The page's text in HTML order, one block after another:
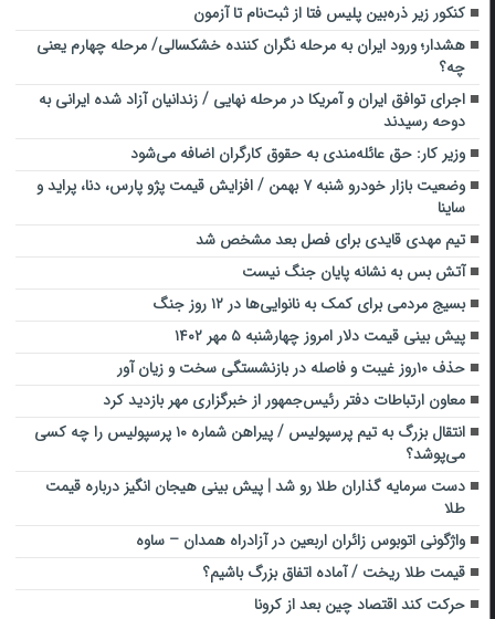
کنکور زیر ذره‌بین پلیس فتا از ثبت‌نام تا آزمون
هشدار؛ ورود ایران به مرحله نگران کننده خشکسالی/ مرحله چهارم یعنی
چه؟
اجرای توافق ایران و آمریکا در مرحله نهایی / زندانیان آزاد شده ایرانی به
دوحه رسیدند
وزیر کار: حق عائله‌مندی به حقوق کارگران اضافه می‌شود
وضعیت بازار خودرو شنبه ۷ بهمن / افزایش قیمت پژو پارس، دنا، پراید و
ساینا
تیم مهدی قایدی برای فصل بعد مشخص شد
آتش‌ بس به نشانه پایان جنگ نیست
بسیج مردمی برای کمک به نانوایی‌ها در ۱۲ روز جنگ
پیش بینی قیمت دلار امروز چهارشنبه ۵ مهر ۱۴۰۲
حذف ۱۰روز غیبت و فاصله در بازنشستگی سخت و زیان‌ آور
معاون ارتباطات دفتر رئیس‌جمهور از خبرگزاری مهر بازدید کرد
انتقال بزرگ به تیم پرسپولیس / پیراهن شماره ۱۰ پرسپولیس را چه کسی
می‌پوشد؟
دست سرمایه گذاران طلا رو شد | پیش بینی هیجان انگیز درباره قیمت
طلا
واژگونی اتوبوس زائران اربعین در آزادراه همدان – ساوه
قیمت طلا ریخت / آماده اتفاق بزرگ باشیم؟
حرکت کند اقتصاد چین بعد از کرونا